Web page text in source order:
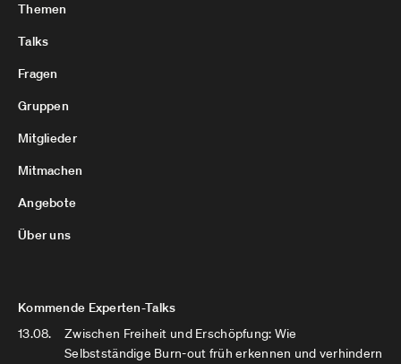
Themen
Talks
Fragen
Gruppen
Mitglieder
Mitmachen
Angebote
Über uns
Kommende Experten-Talks
13.08.
Zwischen Freiheit und Erschöpfung: Wie
Selbstständige Burn-out früh erkennen und verhindern